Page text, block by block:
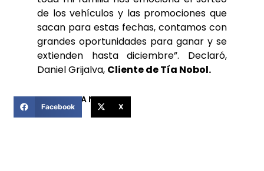
de los vehículos y las promociones que
sacan para estas fechas, contamos con
grandes oportunidades para ganar y se
extienden hasta diciembre”. Declaró,
Daniel Grijalva, Cliente de Tía Nobol.
COMPARTIR ESTA NOTICIA
Facebook X